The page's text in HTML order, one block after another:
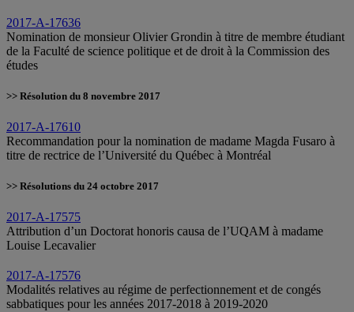
2017-A-17636
Nomination de monsieur Olivier Grondin à titre de membre étudiant
de la Faculté de science politique et de droit à la Commission des
études
>> Résolution du 8 novembre 2017
2017-A-17610
Recommandation pour la nomination de madame Magda Fusaro à
titre de rectrice de l’Université du Québec à Montréal
>> Résolutions du 24 octobre 2017
2017-A-17575
Attribution d’un Doctorat honoris causa de l’UQAM à madame
Louise Lecavalier
2017-A-17576
Modalités relatives au régime de perfectionnement et de congés
sabbatiques pour les années 2017-2018 à 2019-2020